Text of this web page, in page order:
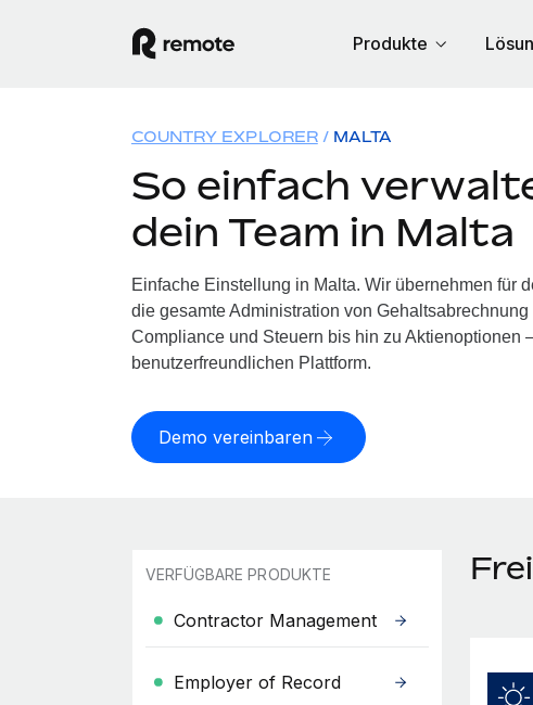
Produkte
COUNTRY EXPLORER MALTA
So einfach
dein Team in Malta
Einfache Einstellung in Malta. Wir übernehmen für
die gesamte Administration von Gehaltsabrechnung
Compliance und Steuern bis hin zu Aktienoptionen
benutzerfreundlichen Plattform.
Demo vereinbaren
VERFÜGBARE PRODUKTE
Contractor Management
Employer of Record